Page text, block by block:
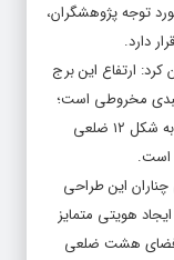
توجه پژوهشگران،
دارد.
کرد: ارتفاع این برج
گنبدی مخروطی است؛
ضمن اینکه نمای خارجی برج تا ارتفاع سه متری به شکل ۱۲ ضلعی
این طراحی
هویتی متمایز
فضای هشت‌ ضلعی